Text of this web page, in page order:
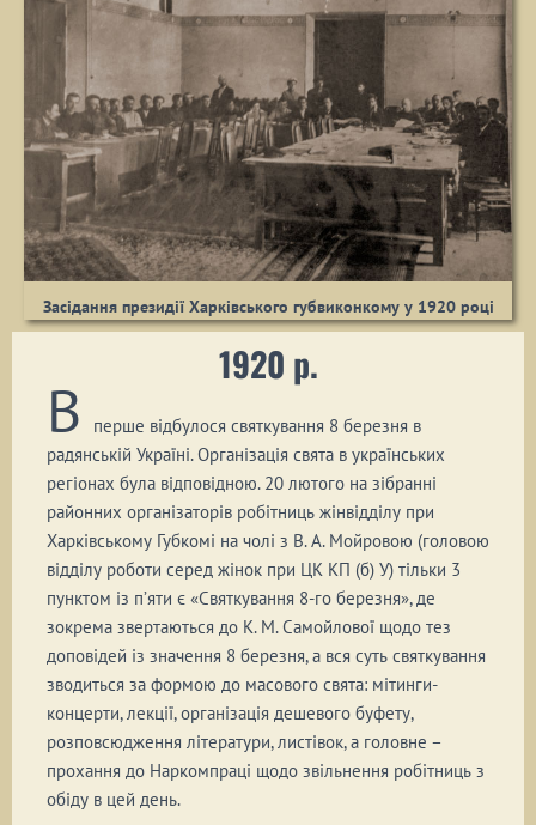
Засідання президії Харківського губвиконкому у 1920 році
В
перше відбулося святкування 8 березня в
радянській Україні. Організація свята в українських
регіонах була відповідною. 20 лютого на зібранні
районних організаторів робітниць жінвідділу при
Харківському Губкомі на чолі з В. А. Мойровою (головою
відділу роботи серед жінок при ЦК КП (б) У) тільки 3
пунктом із п’яти є «Святкування 8-го березня», де
зокрема звертаються до К. М. Самойлової щодо тез
доповідей із значення 8 березня, а вся суть святкування
зводиться за формою до масового свята: мітинги-
концерти, лекції, організація дешевого буфету,
розповсюдження літератури, листівок, а головне –
прохання до Наркомпраці щодо звільнення робітниць з
обіду в цей день.
1920 р.